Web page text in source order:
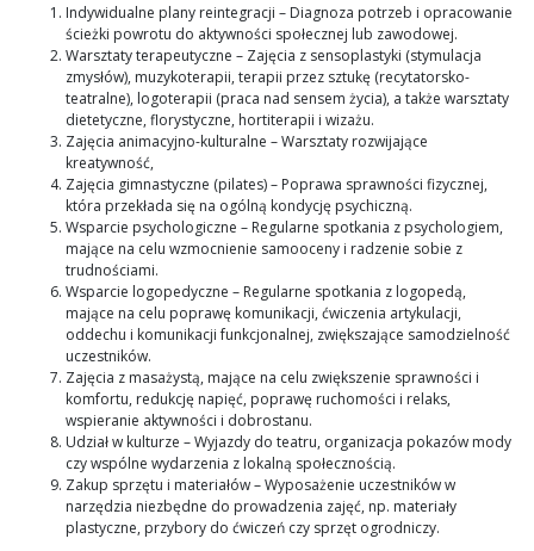
Indywidualne plany reintegracji – Diagnoza potrzeb i opracowanie
ścieżki powrotu do aktywności społecznej lub zawodowej.
Warsztaty terapeutyczne – Zajęcia z sensoplastyki (stymulacja
zmysłów), muzykoterapii, terapii przez sztukę (recytatorsko-
teatralne), logoterapii (praca nad sensem życia), a także warsztaty
dietetyczne, florystyczne, hortiterapii i wizażu.
Zajęcia animacyjno-kulturalne – Warsztaty rozwijające
kreatywność,
Zajęcia gimnastyczne (pilates) – Poprawa sprawności fizycznej,
która przekłada się na ogólną kondycję psychiczną.
Wsparcie psychologiczne – Regularne spotkania z psychologiem,
mające na celu wzmocnienie samooceny i radzenie sobie z
trudnościami.
Wsparcie logopedyczne – Regularne spotkania z logopedą,
mające na celu poprawę komunikacji, ćwiczenia artykulacji,
oddechu i komunikacji funkcjonalnej, zwiększające samodzielność
uczestników.
Zajęcia z masażystą, mające na celu zwiększenie sprawności i
komfortu, redukcję napięć, poprawę ruchomości i relaks,
wspieranie aktywności i dobrostanu.
Udział w kulturze – Wyjazdy do teatru, organizacja pokazów mody
czy wspólne wydarzenia z lokalną społecznością.
Zakup sprzętu i materiałów – Wyposażenie uczestników w
narzędzia niezbędne do prowadzenia zajęć, np. materiały
plastyczne, przybory do ćwiczeń czy sprzęt ogrodniczy.